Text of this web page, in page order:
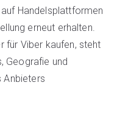
Handelsplattformen
erneut erhalten.
für Viber kaufen, steht
Geografie und
Anbieters